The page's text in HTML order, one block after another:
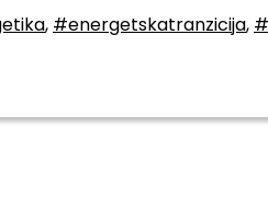
, #energetskatranzicija,